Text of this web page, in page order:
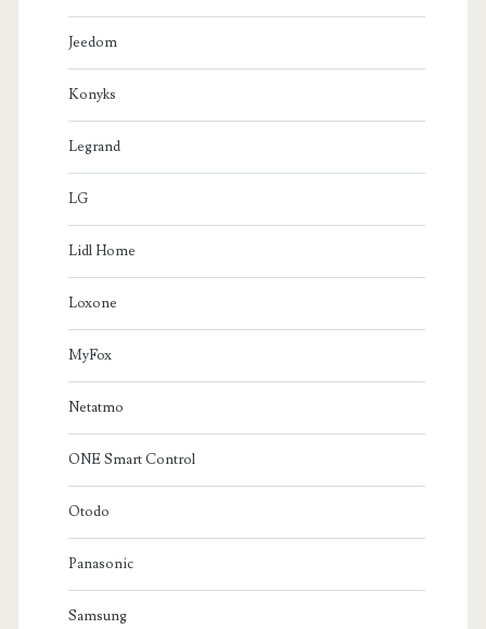
Jeedom
Konyks
Legrand
LG
Lidl Home
Loxone
MyFox
Netatmo
ONE Smart Control
Otodo
Panasonic
Samsung